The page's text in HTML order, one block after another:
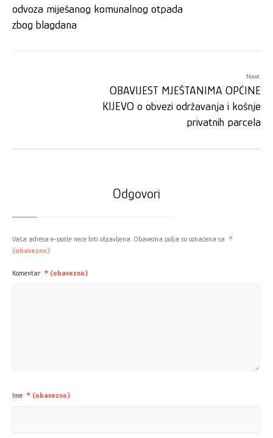
odvoza miješanog komunalnog otpada
zbog blagdana
Next:
OBAVIJEST MJEŠTANIMA OPĆINE
KIJEVO o obvezi održavanja i košnje
privatnih parcela
Odgovori
Vaša adresa e-pošte neće biti objavljena. Obavezna polja su označena sa *
(obavezno)
Komentar * (obavezno)
Ime * (obavezno)